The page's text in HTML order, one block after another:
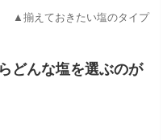
▲揃えておきたい塩のタイプ
どんな塩を選ぶのが